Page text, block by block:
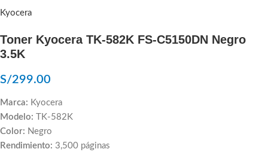
Kyocera
Toner Kyocera TK-582K FS-C5150DN Negro
3.5K
S/299.00
Marca: Kyocera
Modelo: TK-582K
Color: Negro
Rendimiento: 3,500 páginas